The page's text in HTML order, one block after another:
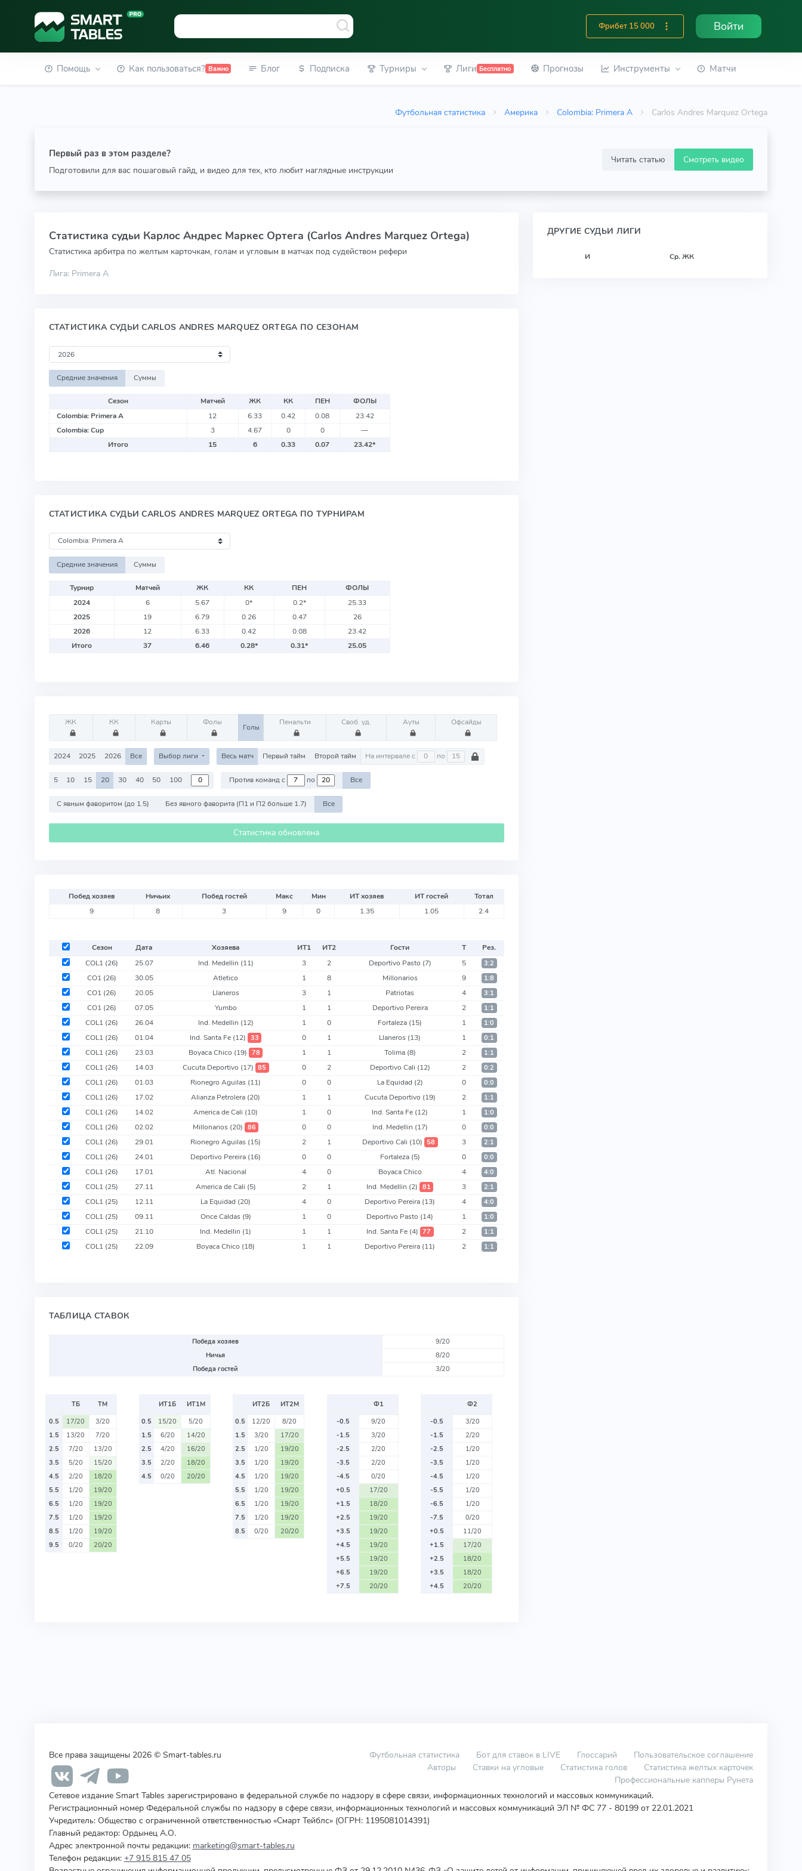
Фрибет 15 000 Войти
Помощь Как пользоваться? Важно Блог Подписка Турниры Лиги Бесплатно Прогнозы Инструменты Матчи
Футбольная статистика Америка Colombia: Primera A Carlos Andres Marquez Ortega
Первый раз в этом разделе?
Подготовили для вас пошаговый гайд, и видео для тех, кто любит наглядные инструкции
Читать статью Смотреть видео
Статистика судьи Карлос Андрес Маркес Ортега (Carlos Andres Marquez Ortega)
Статистика арбитра по желтым карточкам, голам и угловым в матчах под судейством рефери
Лига: Primera A
СТАТИСТИКА СУДЬИ CARLOS ANDRES MARQUEZ ORTEGA ПО СЕЗОНАМ
Средние значения Суммы
Сезон Матчей ЖК КК ПЕН
ФОЛЫ
Colombia: Primera A
12 6.33 0.42 0.08
23.42
Colombia: Cup
3 4.67 0 0
—
Итого
15 6 0.33 0.07 23.42*
СТАТИСТИКА СУДЬИ CARLOS ANDRES MARQUEZ ORTEGA ПО ТУРНИРАМ
Средние значения Суммы
Турнир Матчей ЖК КК ПЕН
ФОЛЫ
2024
6 5.67 0* 0.2*
25.33
2025
19 6.79 0.26 0.47
26
2026
12 6.33 0.42 0.08
23.42
Итого
37 6.46 0.28* 0.31* 25.05
ЖК КК Карты Фолы
Голы
Пенальти Своб. уд. Ауты Офсайды
2024 2025 2026 Все Выбор лиги Весь матч Первый тайм Второй тайм На интервале с по
5 10 15 20 30 40 50 100 Против команд с по Все
С явным фаворитом (до 1.5) Без явного фаворита (П1 и П2 больше 1.7) Все
Статистика обновлена
Побед хозяев Ничьих Побед гостей Макс Мин ИТ хозяев ИТ гостей
Тотал
9
8 3 9 0 1.35 1.05 2.4
Сезон Дата Хозяева ИТ1 ИТ2 Гости Т
Рез.
COL1 (26)
25.07 Ind. Medellin (11) 3 2 Deportivo Pasto (7) 5 3:2
CO1 (26) 30.05 Atletico 1 8 Millonarios 9 1:8
CO1 (26) 20.05 Llaneros 3 1 Patriotas 4 3:1
CO1 (26) 07.05 Yumbo 1 1 Deportivo Pereira 2 1:1
COL1 (26) 26.04 Ind. Medellin (12) 1 0 Fortaleza (15) 1 1:0
COL1 (26) 01.04 Ind. Santa Fe (12) 33 0 1 Llaneros (13) 1 0:1
COL1 (26) 23.03 Boyaca Chico (19) 78 1 1 Tolima (8) 2 1:1
COL1 (26) 14.03 Cucuta Deportivo (17) 85 0 2 Deportivo Cali (12) 2 0:2
COL1 (26) 01.03 Rionegro Aguilas (11) 0 0 La Equidad (2) 0 0:0
COL1 (26) 17.02 Alianza Petrolera (20) 1 1 Cucuta Deportivo (19) 2 1:1
COL1 (26) 14.02 America de Cali (10) 1 0 Ind. Santa Fe (12) 1 1:0
COL1 (26) 02.02 Millonarios (20) 86 0 0 Ind. Medellin (17) 0 0:0
COL1 (26) 29.01 Rionegro Aguilas (15) 2 1 Deportivo Cali (10) 58 3 2:1
COL1 (26) 24.01 Deportivo Pereira (16) 0 0 Fortaleza (5) 0 0:0
COL1 (26) 17.01 Atl. Nacional 4 0 Boyaca Chico 4 4:0
COL1 (25) 27.11 America de Cali (5) 2 1 Ind. Medellin (2) 81 3 2:1
COL1 (25) 12.11 La Equidad (20) 4 0 Deportivo Pereira (13) 4 4:0
COL1 (25) 09.11 Once Caldas (9) 1 0 Deportivo Pasto (14) 1 1:0
COL1 (25) 21.10 Ind. Medellin (1) 1 1 Ind. Santa Fe (4) 77 2 1:1
COL1 (25) 22.09 Boyaca Chico (18) 1 1 Deportivo Pereira (11) 2 1:1
ТАБЛИЦА СТАВОК
Победа хозяев
9/20
Ничья
8/20
Победа гостей
3/20
ТБ
ТМ
0.5
17/20
3/20
1.5
13/20
7/20
2.5
7/20
13/20
3.5
5/20
15/20
4.5
2/20
18/20
5.5
1/20
19/20
6.5
1/20
19/20
7.5
1/20
19/20
8.5
1/20
19/20
9.5
0/20 20/20
ИТ1Б
ИТ1М
0.5
15/20
5/20
1.5
6/20
14/20
2.5
4/20
16/20
3.5
2/20
18/20
4.5
0/20 20/20
ИТ2Б
ИТ2М
0.5
12/20
8/20
1.5
3/20
17/20
2.5
1/20
19/20
3.5
1/20
19/20
4.5
1/20
19/20
5.5
1/20
19/20
6.5
1/20
19/20
7.5
1/20
19/20
8.5
0/20 20/20
Ф1
-0.5
9/20
-1.5
3/20
-2.5
2/20
-3.5
2/20
-4.5
0/20
+0.5
17/20
+1.5
18/20
+2.5
19/20
+3.5
19/20
+4.5
19/20
+5.5
19/20
+6.5
19/20
+7.5
20/20
Ф2
-0.5
3/20
-1.5
2/20
-2.5
1/20
-3.5
1/20
-4.5
1/20
-5.5
1/20
-6.5
1/20
-7.5
0/20
+0.5
11/20
+1.5
17/20
+2.5
18/20
+3.5
18/20
+4.5
20/20
ДРУГИЕ СУДЬИ ЛИГИ
И Ср. ЖК
Все права защищены 2026 © Smart-tables.ru Футбольная статистика Бот для ставок в LIVE Глоссарий
Пользовательское соглашение
Авторы
Ставки на угловые Статистика голов
Статистика желтых карточек
Профессиональные капперы Рунета
Сетевое издание Smart Tables зарегистрировано в федеральной службе по надзору в сфере связи, информационных технологий и массовых коммуникаций.
Регистрационный номер Федеральной службы по надзору в сфере связи, информационных технологий и массовых коммуникаций ЭЛ № ФС 77 - 80199 от 22.01.2021
Учредитель: Общество с ограниченной ответственностью «Смарт Тейблс» (ОГРН: 1195081014391)
Главный редактор: Ордынец А.О.
Адрес электронной почты редакции: marketing@smart-tables.ru
Телефон редакции: +7 915 815 47 05